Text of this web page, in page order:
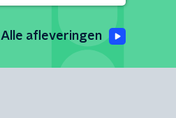
Alle afleveringen